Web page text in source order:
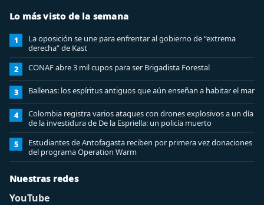
Lo más visto de la semana
1
La oposición se une para enfrentar al gobierno de “extrema
derecha” de Kast
2 CONAF abre 3 mil cupos para ser Brigadista Forestal
3 Ballenas: los espíritus antiguos que aún enseñan a habitar el mar
4
Colombia registra varios ataques con drones explosivos a un día
de la investidura de De la Espriella: un policía muerto
5
Estudiantes de Antofagasta reciben por primera vez donaciones
del programa Operation Warm
Nuestras redes
YouTube